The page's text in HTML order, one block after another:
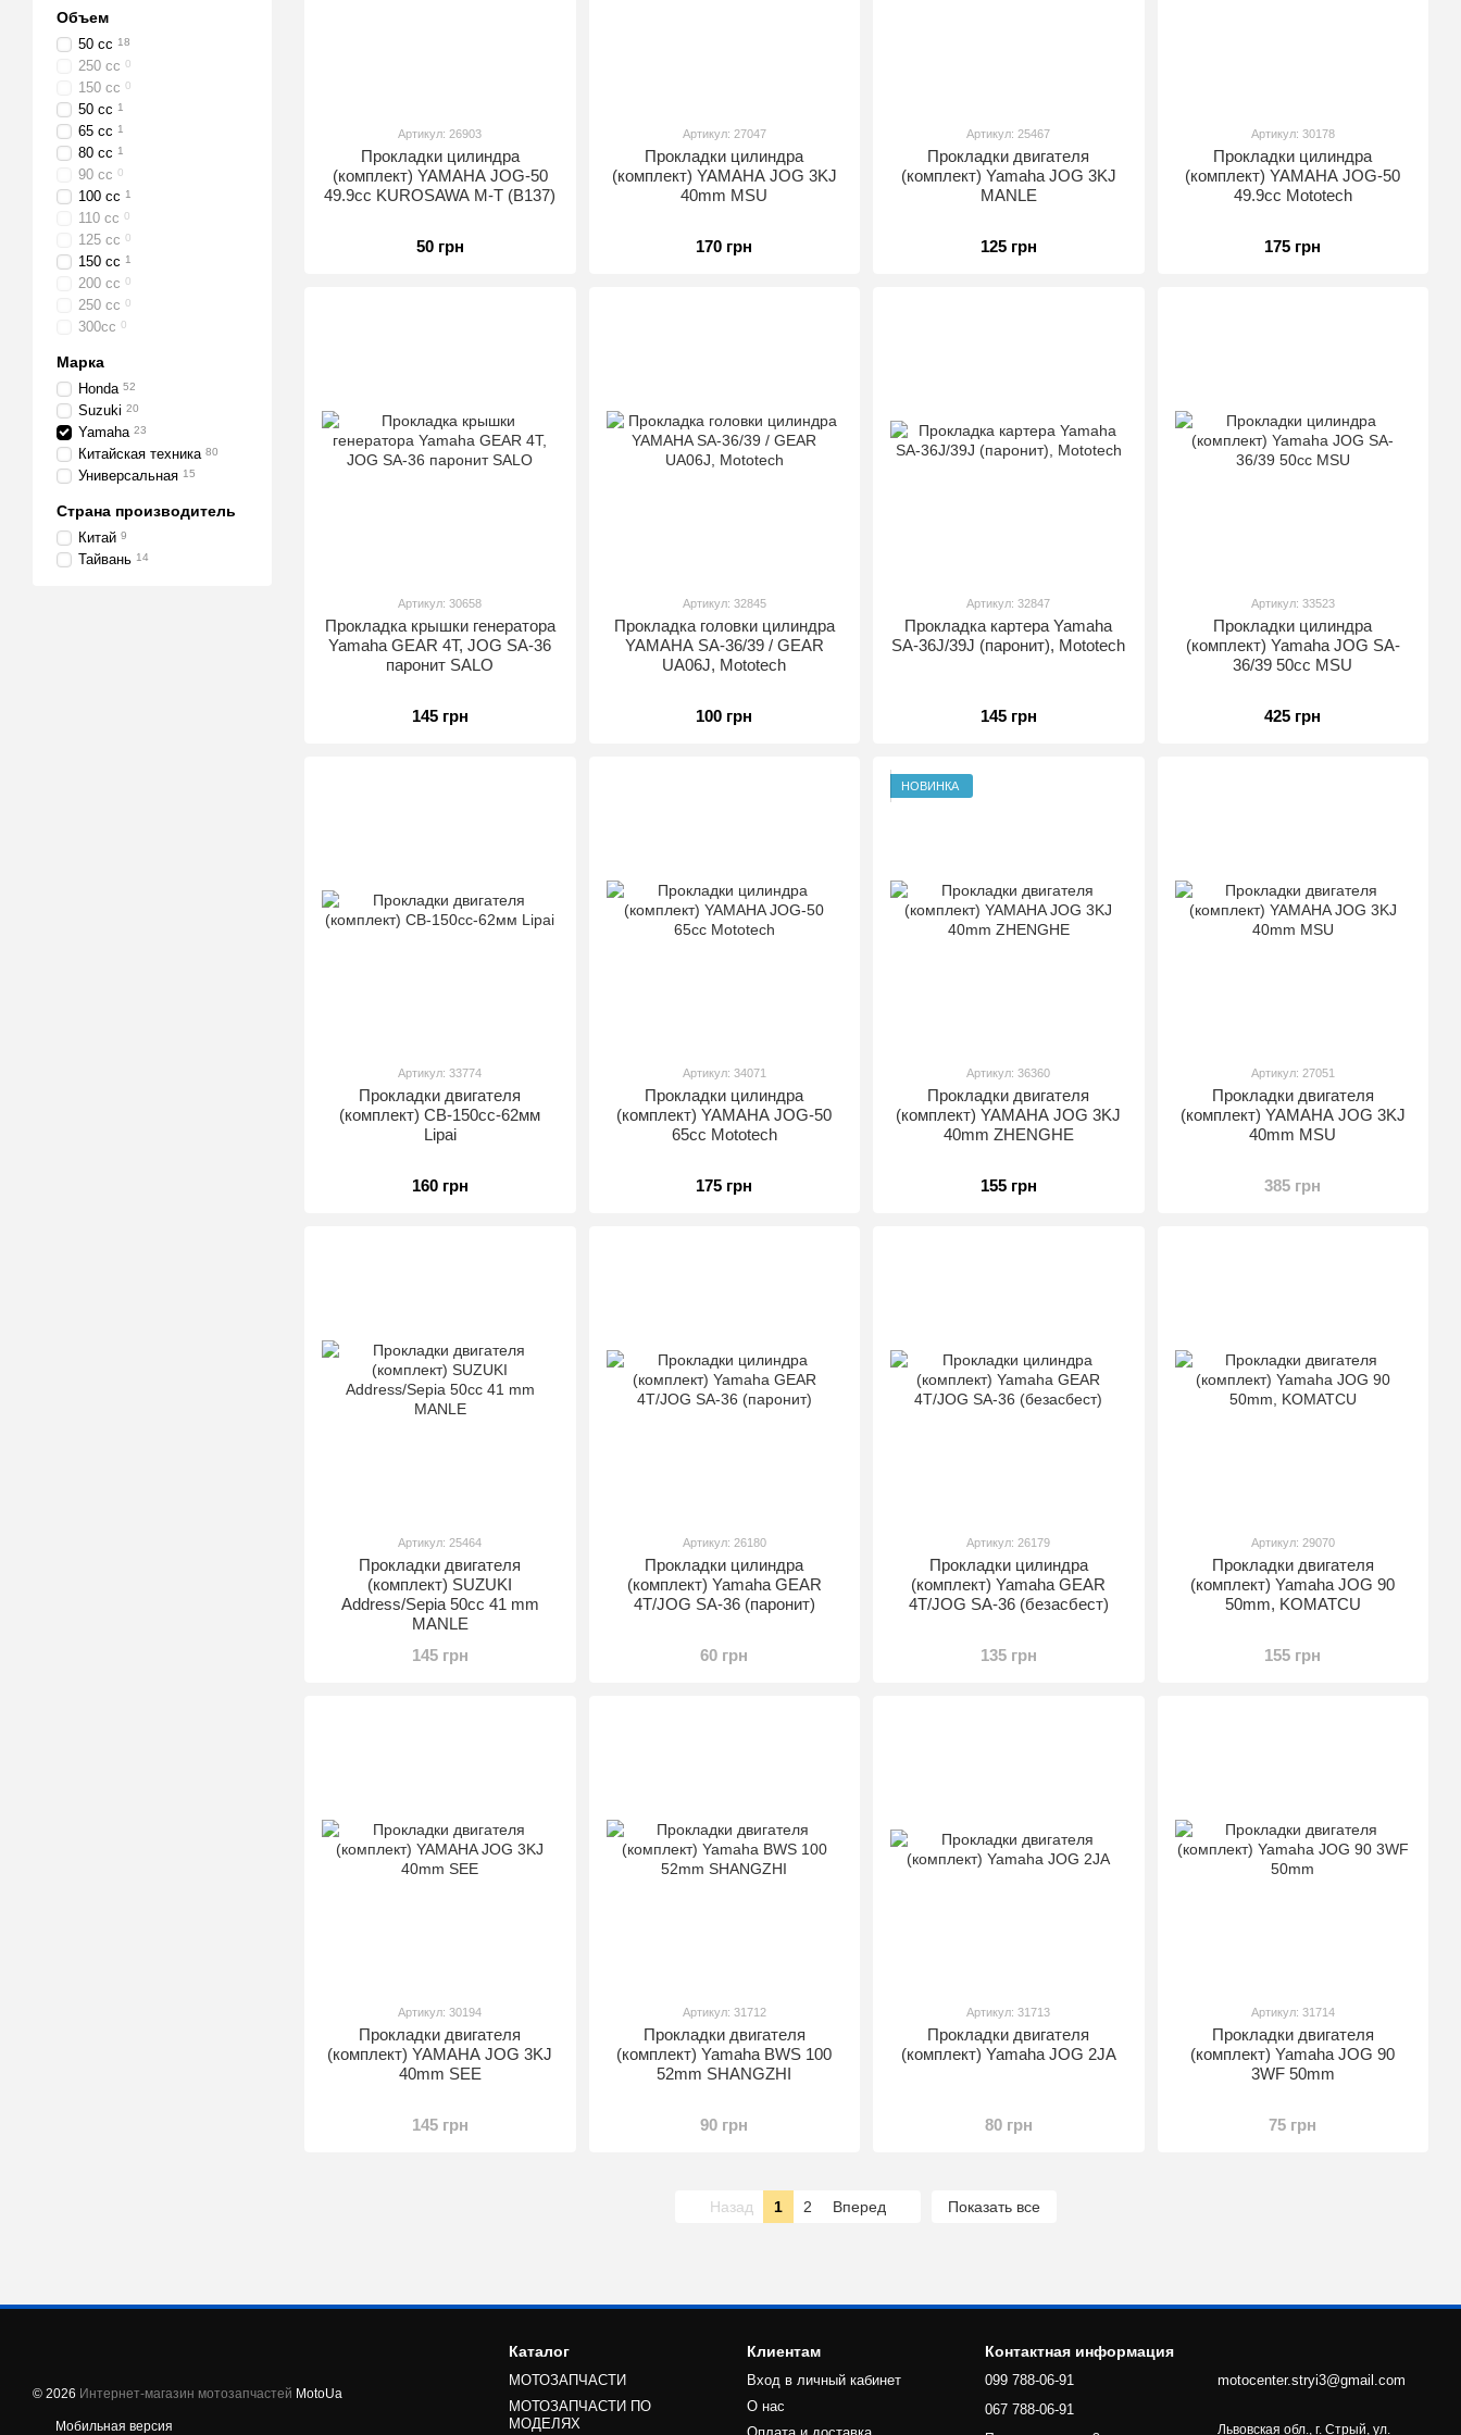
Артикул: 26903
Прокладки цилиндра
(комплект) YAMAHA JOG-50
49.9cc KUROSAWA M-T (В137)
50 грн
Артикул: 27047
Прокладки цилиндра
(комплект) YAMAHA JOG 3KJ
40mm MSU
170 грн
Артикул: 25467
Прокладки двигателя
(комплект) Yamaha JOG 3KJ
MANLE
125 грн
Артикул: 30178
Прокладки цилиндра
(комплект) YAMAHA JOG-50
49.9cc Mototech
175 грн
Артикул: 30658
Прокладка крышки генератора
Yamaha GEAR 4T, JOG SA-36
паронит SALO
145 грн
Артикул: 32845
Прокладка головки цилиндра
YAMAHA SA-36/39 / GEAR
UA06J, Mototech
100 грн
Артикул: 32847
Прокладка картера Yamaha
SA-36J/39J (паронит), Mototech
145 грн
Артикул: 33523
Прокладки цилиндра
(комплект) Yamaha JOG SA-
36/39 50cc MSU
425 грн
Артикул: 33774
Прокладки двигателя
(комплект) CB-150cc-62мм
Lipai
160 грн
Артикул: 34071
Прокладки цилиндра
(комплект) YAMAHA JOG-50
65cc Mototech
175 грн
НОВИНКА
Артикул: 36360
Прокладки двигателя
(комплект) YAMAHA JOG 3KJ
40mm ZHENGHE
155 грн
Артикул: 27051
Прокладки двигателя
(комплект) YAMAHA JOG 3KJ
40mm MSU
385 грн
Артикул: 25464
Прокладки двигателя
(комплект) SUZUKI
Address/Sepia 50cc 41 mm
MANLE
145 грн
Артикул: 26180
Прокладки цилиндра
(комплект) Yamaha GEAR
4T/JOG SA-36 (паронит)
60 грн
Артикул: 26179
Прокладки цилиндра
(комплект) Yamaha GEAR
4T/JOG SA-36 (безасбест)
135 грн
Артикул: 29070
Прокладки двигателя
(комплект) Yamaha JOG 90
50mm, KOMATCU
155 грн
Артикул: 30194
Прокладки двигателя
(комплект) YAMAHA JOG 3KJ
40mm SEE
145 грн
Артикул: 31712
Прокладки двигателя
(комплект) Yamaha BWS 100
52mm SHANGZHI
90 грн
Артикул: 31713
Прокладки двигателя
(комплект) Yamaha JOG 2JA
80 грн
Артикул: 31714
Прокладки двигателя
(комплект) Yamaha JOG 90
3WF 50mm
75 грн
Назад 1 2 Вперед Показать все
Объем
50 сс 18
250 cc 0
150 cc 0
50 cc 1
65 сс 1
80 сс 1
90 сс 0
100 сс 1
110 сс 0
125 сс 0
150 сс 1
200 сс 0
250 сс 0
300cc 0
Марка
Honda 52
Suzuki 20
Yamaha 23
Китайская техника 80
Универсальная 15
Страна производитель
Китай 9
Тайвань 14
© 2026 Интернет-магазин мотозапчастей MotoUa
Мобильная версия
Каталог
МОТОЗАПЧАСТИ
МОТОЗАПЧАСТИ ПО
МОДЕЛЯХ
Клиентам
Вход в личный кабинет
О нас
Контактная информация
099 788-06-91
067 788-06-91
motocenter.stryi3@gmail.com
Львовская обл., г. Стрый, ул.